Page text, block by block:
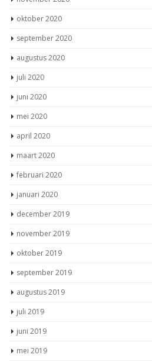
oktober 2020
september 2020
augustus 2020
juli 2020
juni 2020
mei 2020
april 2020
maart 2020
februari 2020
januari 2020
december 2019
november 2019
oktober 2019
september 2019
augustus 2019
juli 2019
juni 2019
mei 2019